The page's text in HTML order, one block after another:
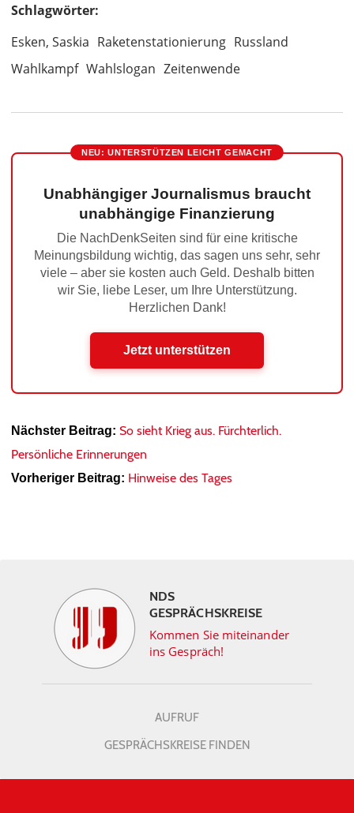
Schlagwörter:
Esken, Saskia Raketenstationierung Russland
Wahlkampf Wahlslogan Zeitenwende
NEU: UNTERSTÜTZEN LEICHT GEMACHT
Unabhängiger Journalismus braucht
unabhängige Finanzierung
Die NachDenkSeiten sind für eine kritische
Meinungsbildung wichtig, das sagen uns sehr, sehr
viele – aber sie kosten auch Geld. Deshalb bitten
wir Sie, liebe Leser, um Ihre Unterstützung.
Herzlichen Dank!
Jetzt unterstützen
Nächster Beitrag: So sieht Krieg aus. Fürchterlich.
Persönliche Erinnerungen
Vorheriger Beitrag: Hinweise des Tages
NDS
GESPRÄCHSKREISE
Kommen Sie miteinander
ins Gespräch!
AUFRUF
GESPRÄCHSKREISE FINDEN